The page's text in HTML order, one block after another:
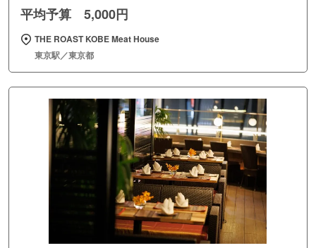
平均予算 5,000円
THE ROAST KOBE Meat House
東京駅／東京都